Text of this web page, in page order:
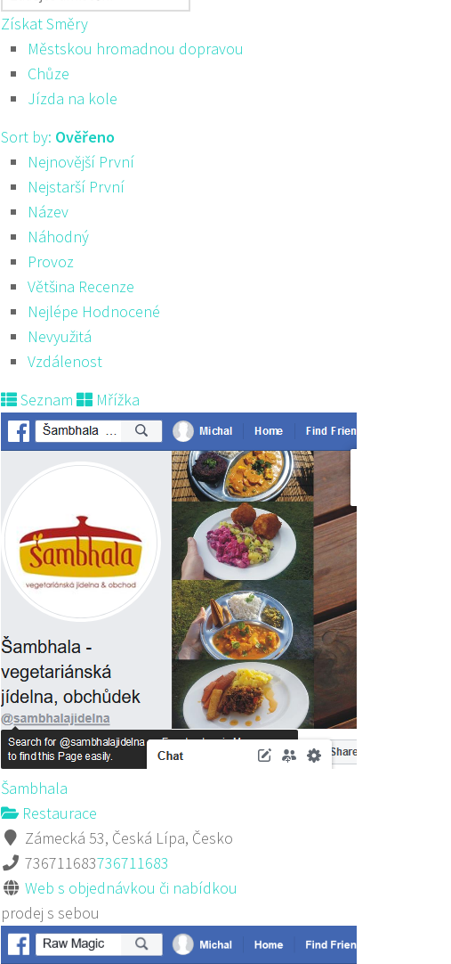
Získat Směry
Městskou hromadnou dopravou
Chůze
Jízda na kole
Sort by: Ověřeno
Nejnovější První
Nejstarší První
Název
Náhodný
Provoz
Většina Recenze
Nejlépe Hodnocené
Nevyužitá
Vzdálenost
Seznam
Mřížka
Šambhala
Restaurace
Zámecká 53, Česká Lípa, Česko
736711683736711683
Web s objednávkou či nabídkou
prodej s sebou